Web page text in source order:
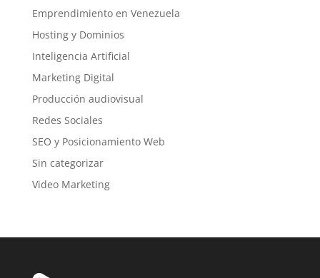
Emprendimiento en Venezuela
Hosting y Dominios
Inteligencia Artificial
Marketing Digital
Producción audiovisual
Redes Sociales
SEO y Posicionamiento Web
Sin categorizar
Video Marketing